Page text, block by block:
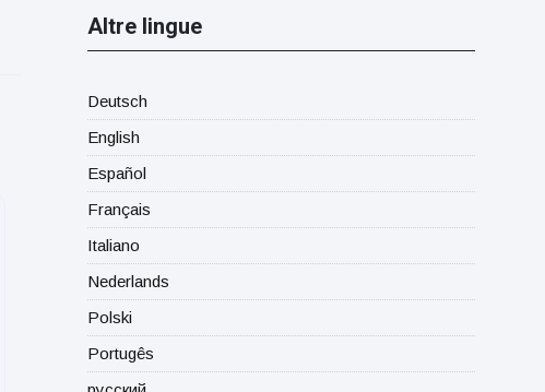
Altre lingue
Deutsch
English
Español
Français
Italiano
Nederlands
Polski
Portugês